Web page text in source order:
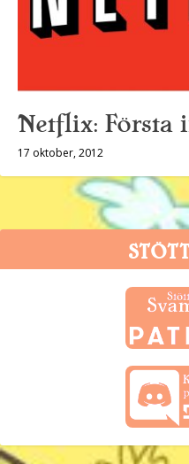
Netflix: Första
17 oktober, 2012